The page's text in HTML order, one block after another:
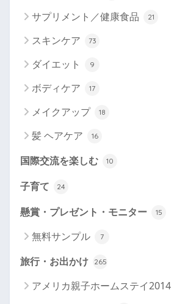
サプリメント／健康食品 21
スキンケア 73
ダイエット 9
ボディケア 17
メイクアップ 18
髪 ヘアケア 16
国際交流を楽しむ 10
子育て 24
懸賞・プレゼント・モニター 15
無料サンプル 7
旅行・お出かけ 265
アメリカ親子ホームステイ2014